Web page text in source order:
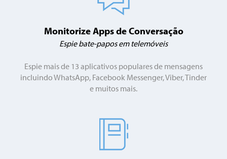
Monitorize Apps de Conversação
Espie bate-papos em telemóveis
Espie mais de 13 aplicativos populares de mensagens
incluindo WhatsApp, Facebook Messenger, Viber, Tinder
e muitos mais.